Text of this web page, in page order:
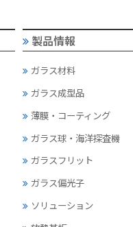
製品情報
ガラス材料
ガラス成型品
薄膜・コーティング
ガラス球・海洋探査機
ガラスフリット
ガラス偏光子
ソリューション